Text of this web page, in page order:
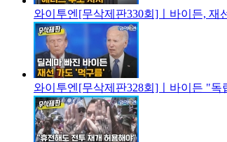
와이투엔[무삭제판330회]ㅣ바이든, 재
와이투엔[무삭제판328회]ㅣ바이든 "